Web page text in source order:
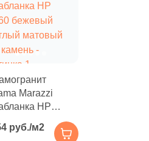
Marazzi
HP
матовый
руб./м2